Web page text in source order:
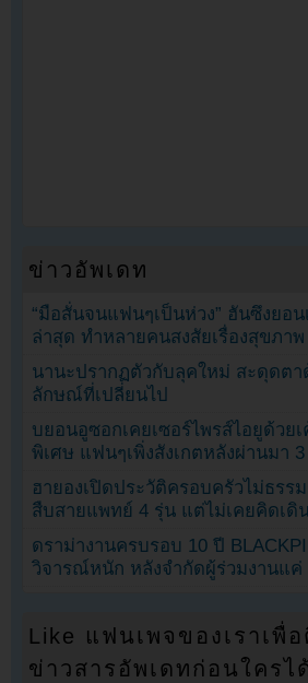
ข่าวอัพเดท
“มือสั่นจนแฟนๆเป็นห่วง” ฮันซึงยอน
ล่าสุด ทำหลายคนสงสัยเรื่องสุขภาพ
นานะปรากฏตัวกับลุคใหม่ สะดุดตา
ลักษณ์ที่เปลี่ยนไป
บยอนอูซอกเคยเซอร์ไพรส์ไอยูด้วย
พิเศษ แฟนๆเพิ่งสังเกตหลังผ่านมา
ฮายองเปิดประวัติครอบครัวไม่ธรร
สืบสายแพทย์ 4 รุ่น แต่ไม่เคยคิดเดิ
ดราม่างานครบรอบ 10 ปี
วิจารณ์หนัก หลังจำกัดผู้ร่วมงานแค่
Like แฟนเพจของเราเพื่
ข่าวสารอัพเดทก่อนใครไ